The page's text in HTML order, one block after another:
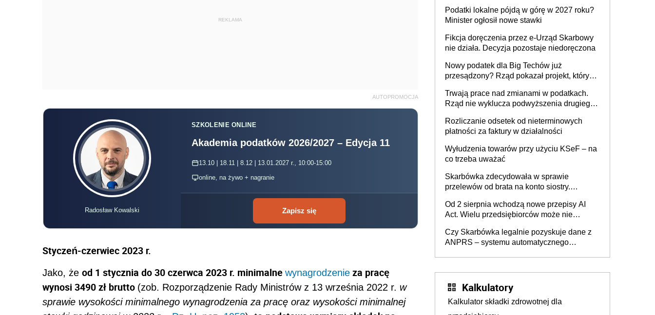
REKLAMA
AUTOPROMOCJA
Radosław Kowalski
SZKOLENIE ONLINE
Akademia podatków 2026/2027 – Edycja 11
13.10 | 18.11 | 8.12 | 13.01.2027 r., 10:00-15:00
online, na żywo + nagranie
Zapisz się
Styczeń-czerwiec 2023 r.
Jako, że od 1 stycznia do 30 czerwca 2023 r. minimalne wynagrodzenie za pracę
wynosi 3490 zł brutto (zob. Rozporządzenie Rady Ministrów z 13 września 2022 r. w
sprawie wysokości minimalnego wynagrodzenia za pracę oraz wysokości minimalnej
umowy cywilnoprawnej jedynym
racjonalnym wyjściem
Podatki lokalne pójdą w górę w 2027 roku?
Minister ogłosił nowe stawki
Fikcja doręczenia przez e-Urząd Skarbowy
nie działa. Decyzja pozostaje niedoręczona
Nowy podatek dla Big Techów już
przesądzony? Rząd pokazał projekt, który
Trwają prace nad zmianami w podatkach.
Rząd nie wyklucza podwyższenia drugiego
Rozliczanie odsetek od nieterminowych
płatności za faktury w działalności
Wyłudzenia towarów przy użyciu KSeF – na
co trzeba uważać
Skarbówka zdecydowała w sprawie
przelewów od brata na konto siostry.
darowizna, ale podatku jednak nie będzie
Od 2 sierpnia wchodzą nowe przepisy AI
Act. Wielu przedsiębiorców może nie
Czy Skarbówka legalnie pozyskuje dane z
ANPRS – systemu automatycznego
Kalkulatory
Kalkulator składki zdrowotnej dla